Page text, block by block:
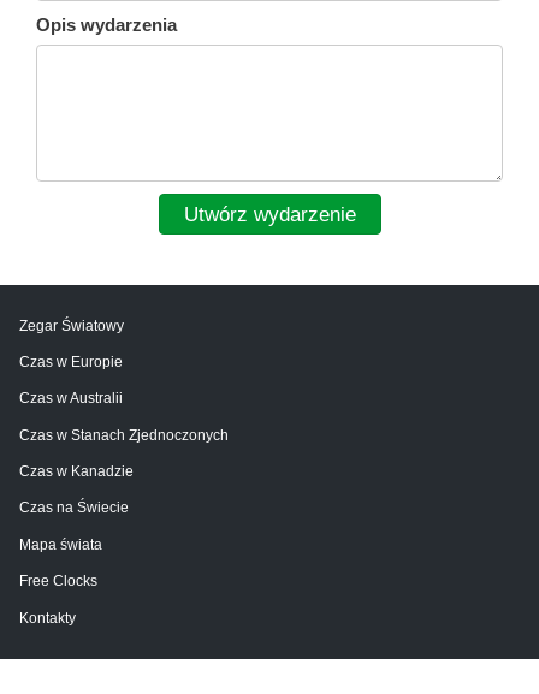
Opis wydarzenia
Utwórz wydarzenie
Zegar Światowy
Czas w Europie
Czas w Australii
Czas w Stanach Zjednoczonych
Czas w Kanadzie
Czas na Świecie
Mapa świata
Free Clocks
Kontakty